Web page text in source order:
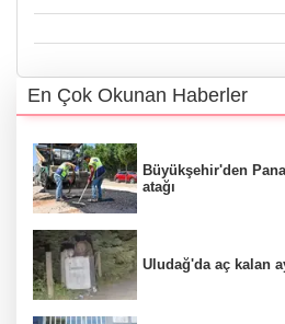
En Çok Okunan Haberler
Büyükşehir'den
atağı
Uludağ'da aç kalan